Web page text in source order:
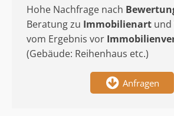
Hohe Nachfrage nach
Beratung zu Immobilienart und
vom Ergebnis vor
(Gebäude: Reihenhaus etc.)
Anfragen